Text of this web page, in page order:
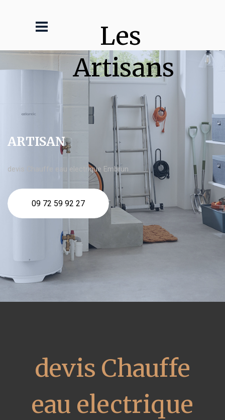
Les
Artisans
ARTISAN
devis Chauffe eau electrique Embrun
09 72 59 92 27
devis Chauffe
eau electrique